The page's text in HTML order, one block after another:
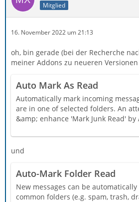
Mitglied
16. November 2022 um 21:13
oh, bin gerade (bei der Recherche
meiner Addons zu neueren
Auto Mark As Read
Automatically mark incoming
are in one of selected folders. An
&amp; enhance 'Mark Junk Read' by
und
Auto-Mark Folder Read
New messages can be
common folders (e.g. spam, trash,